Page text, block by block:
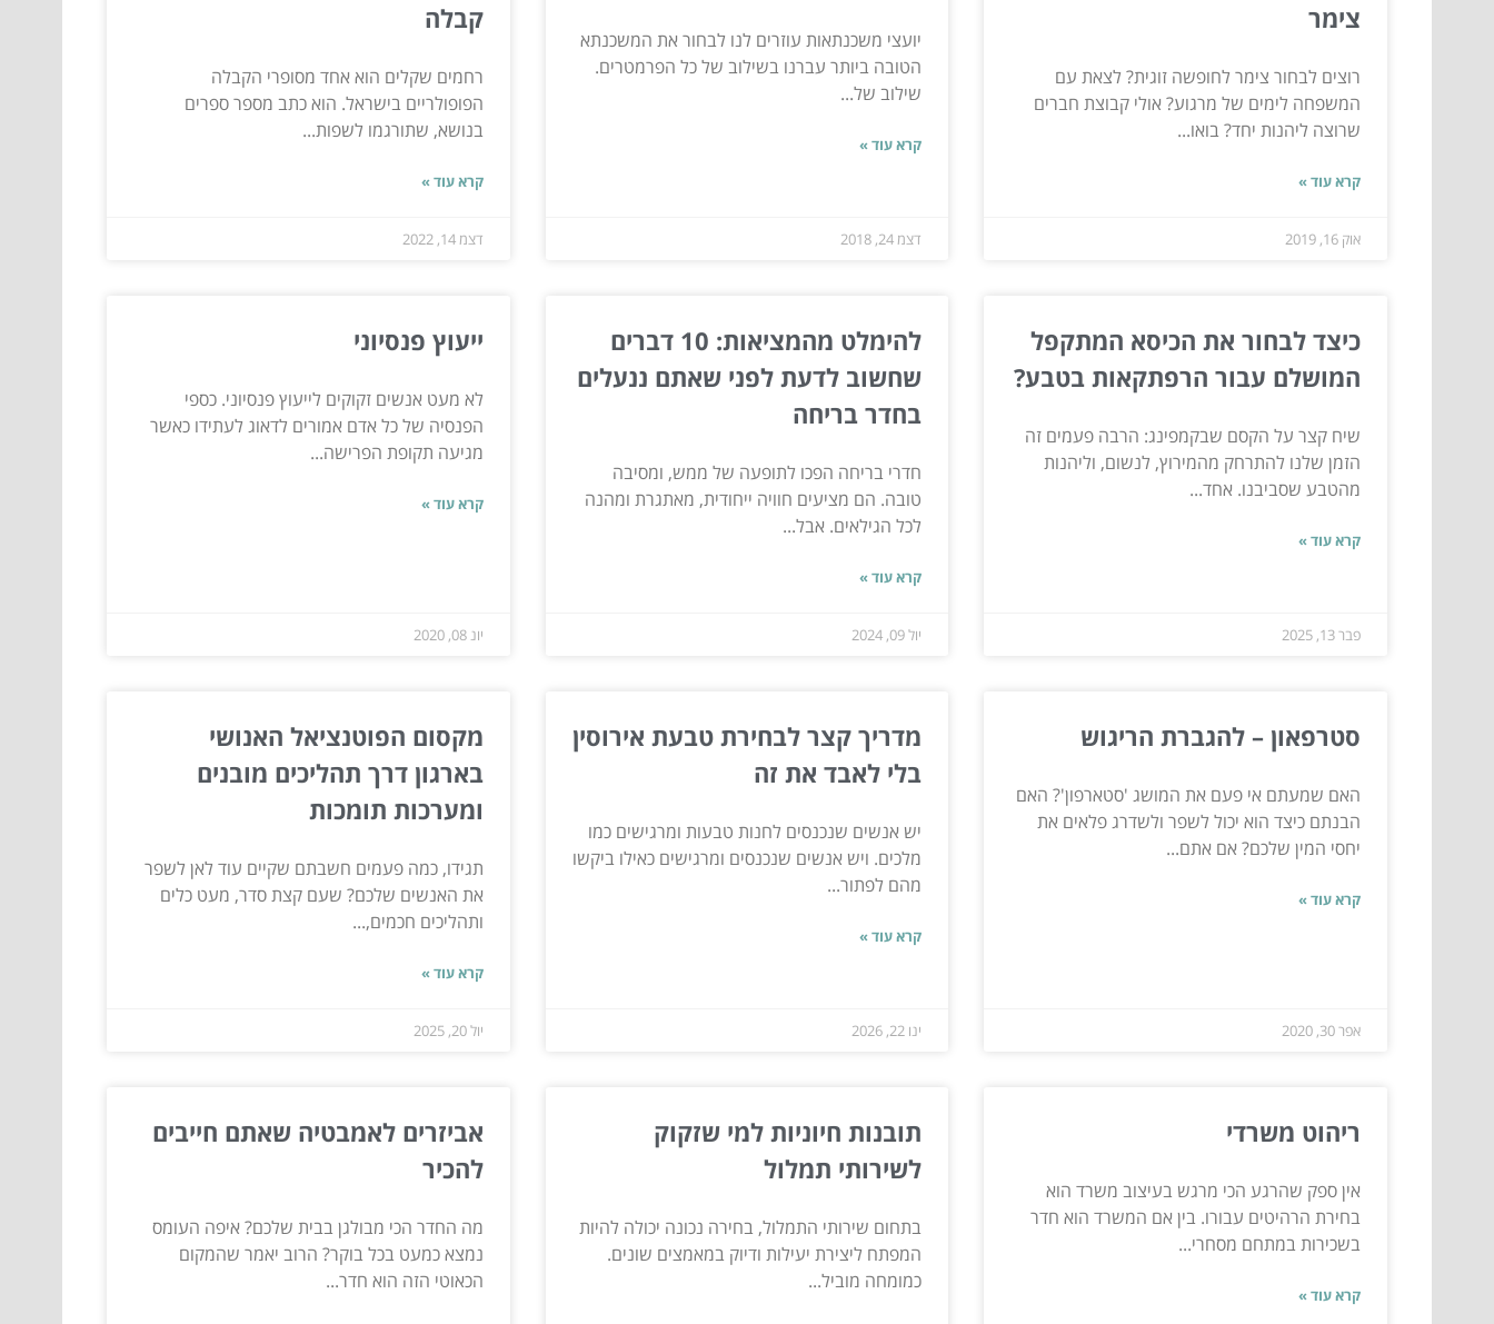
צימר
רוצים לבחור צימר לחופשה זוגית? לצאת עם
המשפחה לימים של מרגוע? אולי קבוצת חברים
שרוצה ליהנות יחד? בואו...
קרא עוד »
אוק 16, 2019
יועצי משכנתאות עוזרים לנו לבחור את המשכנתא
הטובה ביותר עברנו בשילוב של כל הפרמטרים.
שילוב של...
קרא עוד »
דצמ 24, 2018
קבלה
רחמים שקלים הוא אחד מסופרי הקבלה
הפופולריים בישראל. הוא כתב מספר ספרים
בנושא, שתורגמו לשפות...
קרא עוד »
דצמ 14, 2022
כיצד לבחור את הכיסא המתקפל
המושלם עבור הרפתקאות בטבע?
שיח קצר על הקסם שבקמפינג: הרבה פעמים זה
הזמן שלנו להתרחק מהמירוץ, לנשום, וליהנות
מהטבע שסביבנו. אחד...
קרא עוד »
פבר 13, 2025
להימלט מהמציאות: 10 דברים
שחשוב לדעת לפני שאתם ננעלים
בחדר בריחה
חדרי בריחה הפכו לתופעה של ממש, ומסיבה
טובה. הם מציעים חוויה ייחודית, מאתגרת ומהנה
לכל הגילאים. אבל...
קרא עוד »
יול 09, 2024
ייעוץ פנסיוני
לא מעט אנשים זקוקים לייעוץ פנסיוני. כספי
הפנסיה של כל אדם אמורים לדאוג לעתידו כאשר
מגיעה תקופת הפרישה...
קרא עוד »
יונ 08, 2020
סטרפאון – להגברת הריגוש
האם שמעתם אי פעם את המושג 'סטארפון'? האם
הבנתם כיצד הוא יכול לשפר ולשדרג פלאים את
יחסי המין שלכם? אם אתם...
קרא עוד »
אפר 30, 2020
מדריך קצר לבחירת טבעת אירוסין
בלי לאבד את זה
יש אנשים שנכנסים לחנות טבעות ומרגישים כמו
מלכים. ויש אנשים שנכנסים ומרגישים כאילו ביקשו
מהם לפתור...
קרא עוד »
ינו 22, 2026
מקסום הפוטנציאל האנושי
בארגון דרך תהליכים מובנים
ומערכות תומכות
תגידו, כמה פעמים חשבתם שקיים עוד לאן לשפר
את האנשים שלכם? שעם קצת סדר, מעט כלים
ותהליכים חכמים,...
קרא עוד »
יול 20, 2025
ריהוט משרדי
אין ספק שהרגע הכי מרגש בעיצוב משרד הוא
בחירת הרהיטים עבורו. בין אם המשרד הוא חדר
בשכירות במתחם מסחרי...
קרא עוד »
תובנות חיוניות למי שזקוק
לשירותי תמלול
בתחום שירותי התמלול, בחירה נכונה יכולה להיות
המפתח ליצירת יעילות ודיוק במאמצים שונים.
כמומחה מוביל...
אביזרים לאמבטיה שאתם חייבים
להכיר
מה החדר הכי מבולגן בבית שלכם? איפה העומס
נמצא כמעט בכל בוקר? הרוב יאמר שהמקום
הכאוטי הזה הוא חדר...